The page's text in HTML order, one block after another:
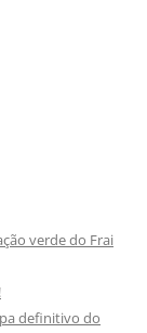
verde do Frai
definitivo do